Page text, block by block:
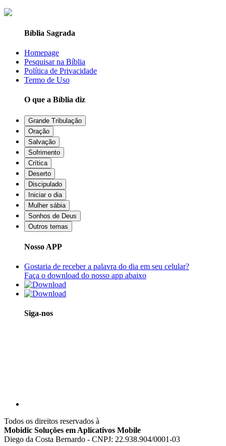
Bíblia Sagrada
Homepage
Pesquisar na Bíblia
Política de Privacidade
Termo de Uso
O que a Bíblia diz
Grande Tribulação
Oração
Salvação
Sofrimento
Crítica
Deserto
Discipulado
Iniciar o dia
Mulher sábia
Sonhos de Deus
Outros temas
Nosso APP
Gostaria de receber a palavra do dia em seu celular?
Faça o download do nosso app abaixo
Siga-nos
Todos os direitos reservados à
Mobidic Soluções em Aplicativos Mobile
Diego da Costa Bernardo - CNPJ: 22.938.904/0001-03